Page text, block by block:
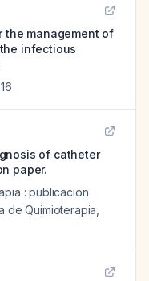
the management of
infectious
of catheter
paper.
: publicacion
de Quimioterapia